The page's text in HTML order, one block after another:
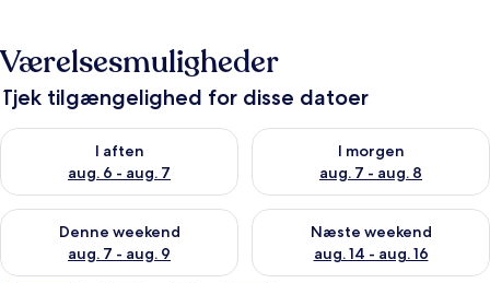
Værelsesmuligheder
Tjek tilgængelighed for disse datoer
I aften
aug. 6 - aug. 7
Tjek tilgængelighed for i aften aug. 6 - aug. 7
I morgen
aug. 7 - aug. 8
Tjek tilgængelighed for i
Denne weekend
aug. 7 - aug. 9
Tjek tilgængelighed for denne weekend aug. 7 - aug. 9
Næste weekend
aug. 14 - aug. 16
Tjek tilgængelighed for næste